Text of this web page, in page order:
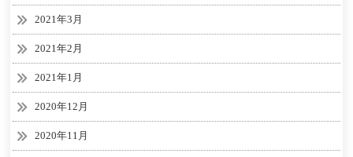
2021年3月
2021年2月
2021年1月
2020年12月
2020年11月